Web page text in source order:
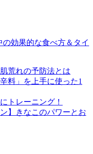
の効果的な食べ方＆タイ
荒れの予防法とは
料」を上手に使った1
トレーニング！
】きなこのパワーとお